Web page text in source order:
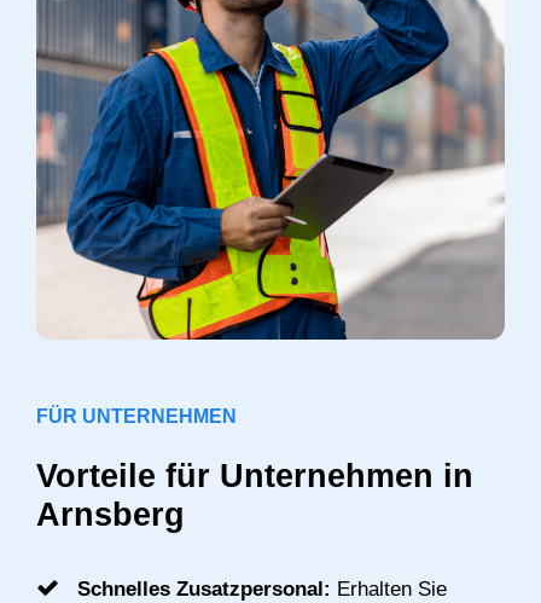
FÜR UNTERNEHMEN
Vorteile für Unternehmen in
Arnsberg
Schnelles Zusatzpersonal: Erhalten Sie